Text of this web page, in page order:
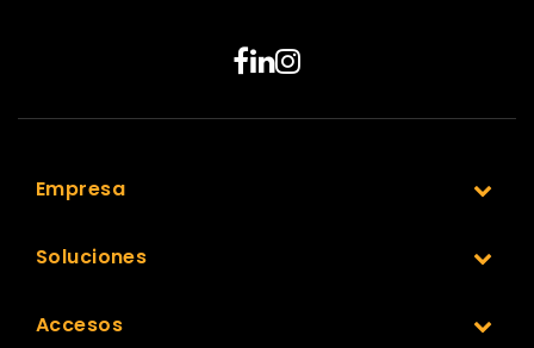
Empresa
Soluciones
Accesos